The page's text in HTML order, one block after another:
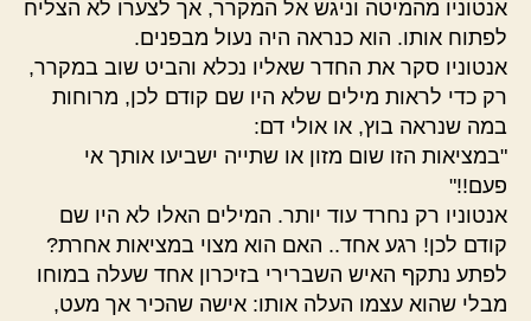
אנטוניו מהמיטה וניגש אל המקרר, אך לצערו לא הצליח
לפתוח אותו. הוא כנראה היה נעול מבפנים.
אנטוניו סקר את החדר שאליו נכלא והביט שוב במקרר,
רק כדי לראות מילים שלא היו שם קודם לכן, מרוחות
במה שנראה בוץ, או אולי דם:
"במציאות הזו שום מזון או שתייה ישביעו אותך אי
פעם!!"
אנטוניו רק נחרד עוד יותר. המילים האלו לא היו שם
קודם לכן! רגע אחד.. האם הוא מצוי במציאות אחרת?
לפתע נתקף האיש השברירי בזיכרון אחד שעלה במוחו
מבלי שהוא עצמו העלה אותו: אישה שהכיר אך מעט,